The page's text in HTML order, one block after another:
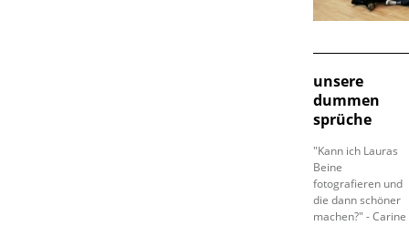
unsere
dummen
sprüche
"Kann ich Lauras
Beine
fotografieren und
die dann schöner
machen?" - Carine